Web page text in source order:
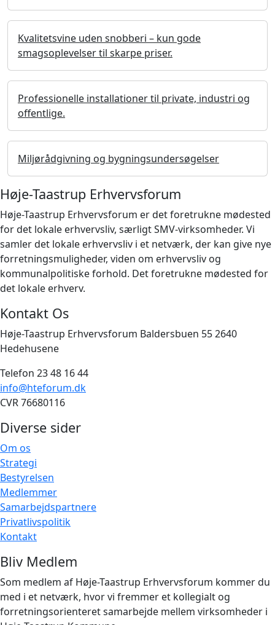
Kvalitetsvine uden snobberi – kun gode
smagsoplevelser til skarpe priser.
Professionelle installationer til private, industri og
offentlige.
Miljørådgivning og bygningsundersøgelser
Høje-Taastrup Erhvervsforum
Høje-Taastrup Erhvervsforum er det foretrukne mødested
for det lokale erhvervsliv, særligt SMV-virksomheder. Vi
samler det lokale erhvervsliv i et netværk, der kan give nye
forretningsmuligheder, viden om erhvervsliv og
kommunalpolitiske forhold. Det foretrukne mødested for
det lokale erhverv.
Kontakt Os
Høje-Taastrup Erhvervsforum Baldersbuen 55 2640
Hedehusene
Telefon 23 48 16 44
info@hteforum.dk
CVR 76680116
Diverse sider
Om os
Strategi
Bestyrelsen
Medlemmer
Samarbejdspartnere
Privatlivspolitik
Kontakt
Bliv Medlem
Som medlem af Høje-Taastrup Erhvervsforum kommer du
med i et netværk, hvor vi fremmer et kollegialt og
forretningsorienteret samarbejde mellem virksomheder i